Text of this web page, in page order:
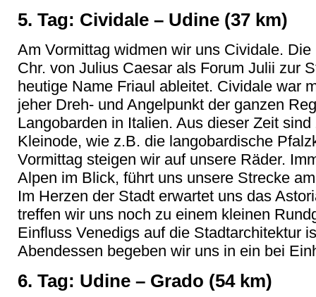
5. Tag: Cividale – Udine (37 km)
Am Vormittag widmen wir uns Cividale.
Chr. von Julius Caesar als Forum Julii zur
heutige Name Friaul ableitet. Cividale war
jeher Dreh- und Angelpunkt der ganzen
Langobarden in Italien. Aus dieser Zeit
Kleinode, wie z.B. die langobardische
Vormittag steigen wir auf unsere Räder.
Alpen im Blick, führt uns unsere Strecke
Im Herzen der Stadt erwartet uns das
treffen wir uns noch zu einem kleinen
Einfluss Venedigs auf die Stadtarchitektur
Abendessen begeben wir uns in ein bei
6. Tag: Udine – Grado (54 km)